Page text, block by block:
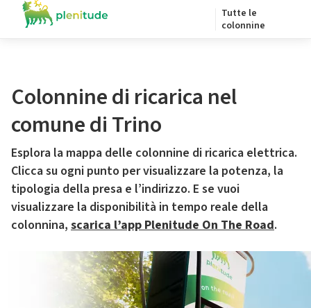
Tutte le
colonnine
Colonnine di ricarica nel
comune di Trino
Esplora la mappa delle colonnine di ricarica elettrica.
Clicca su ogni punto per visualizzare la potenza, la
tipologia della presa e l’indirizzo. E se vuoi
visualizzare la disponibilità in tempo reale della
colonnina, scarica l’app Plenitude On The Road.